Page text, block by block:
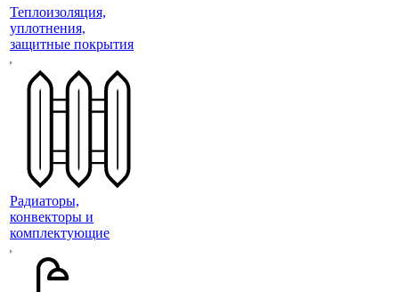
Теплоизоляция,
уплотнения,
защитные покрытия
Радиаторы,
конвекторы и
комплектующие